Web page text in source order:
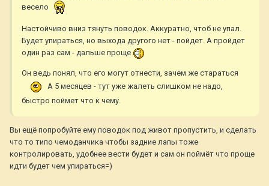
весело
Настойчиво вниз тянуть поводок. Аккуратно, чтоб не упал.
Будет упираться, но выхода другого нет - пойдет. А пройдет
один раз сам - дальше проще
Он ведь понял, что его могут отнести, зачем же стараться
А 5 месяцев - тут уже жалеть слишком не надо,
быстро поймет что к чему.
Вы ещё попробуйте ему поводок под живот пропустить, и сделать
что то типо чемоданчика чтобы задние лапы тоже
контролировать, удобнее вести будет и сам он поймёт что проще
идти будет чем упираться=)